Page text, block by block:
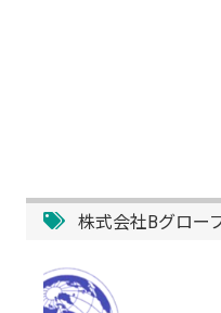
株式会社Bグロー